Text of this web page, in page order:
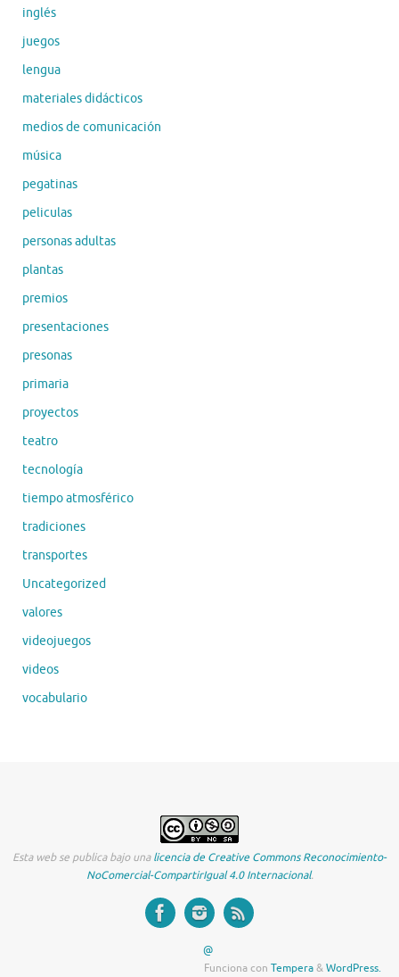
inglés
juegos
lengua
materiales didácticos
medios de comunicación
música
pegatinas
peliculas
personas adultas
plantas
premios
presentaciones
presonas
primaria
proyectos
teatro
tecnología
tiempo atmosférico
tradiciones
transportes
Uncategorized
valores
videojuegos
videos
vocabulario
Esta web se publica bajo unalicencia de Creative Commons Reconocimiento-
NoComercial-CompartirIgual 4.0 Internacional.
@
Funciona con Tempera&WordPress.